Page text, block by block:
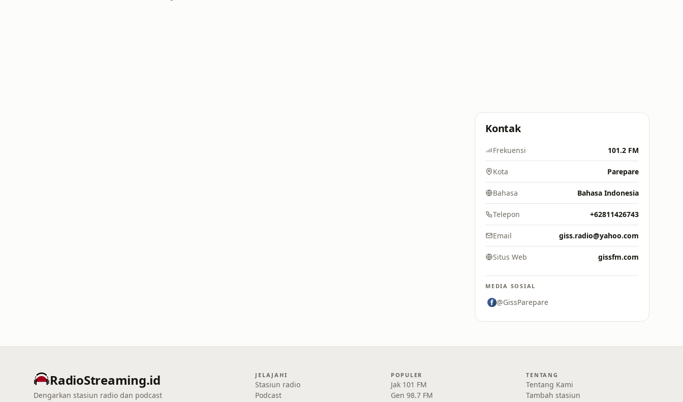
Kontak
Frekuensi 101.2 FM
Kota Parepare
Bahasa Bahasa Indonesia
Telepon +62811426743
Email giss.radio@yahoo.com
Situs Web gissfm.com
MEDIA SOSIAL
@GissParepare
RadioStreaming.id
Dengarkan stasiun radio dan podcast
JELAJAHI
Stasiun radio
Podcast
POPULER
Jak 101 FM
Gen 98.7 FM
TENTANG
Tentang Kami
Tambah stasiun